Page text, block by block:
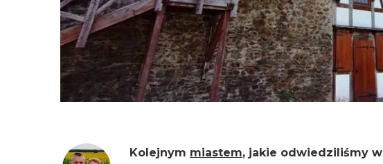
Kolejnym miastem, jakie odwiedziliśmy w